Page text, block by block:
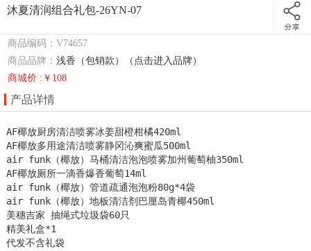
沐夏清润组合礼包-26YN-07
商品编码：V74657
商品品牌：浅香（包销款）（点击进入品牌）
商城价 :￥108
产品详情
AF椰放厨房清洁喷雾冰姜甜橙柑橘420ml
AF椰放多用途清洁喷雾静冈沁爽蜜瓜500ml
air funk（椰放）马桶清洁泡泡喷雾加州葡萄柚350ml
AF椰放厕所一滴香爆香葡萄14ml
air funk（椰放）管道疏通泡泡粉80g*4袋
air funk（椰放）地板清洁剂巴厘岛青椰450ml
美穗吉家 抽绳式垃圾袋60只
精美礼盒*1
代发不含礼袋